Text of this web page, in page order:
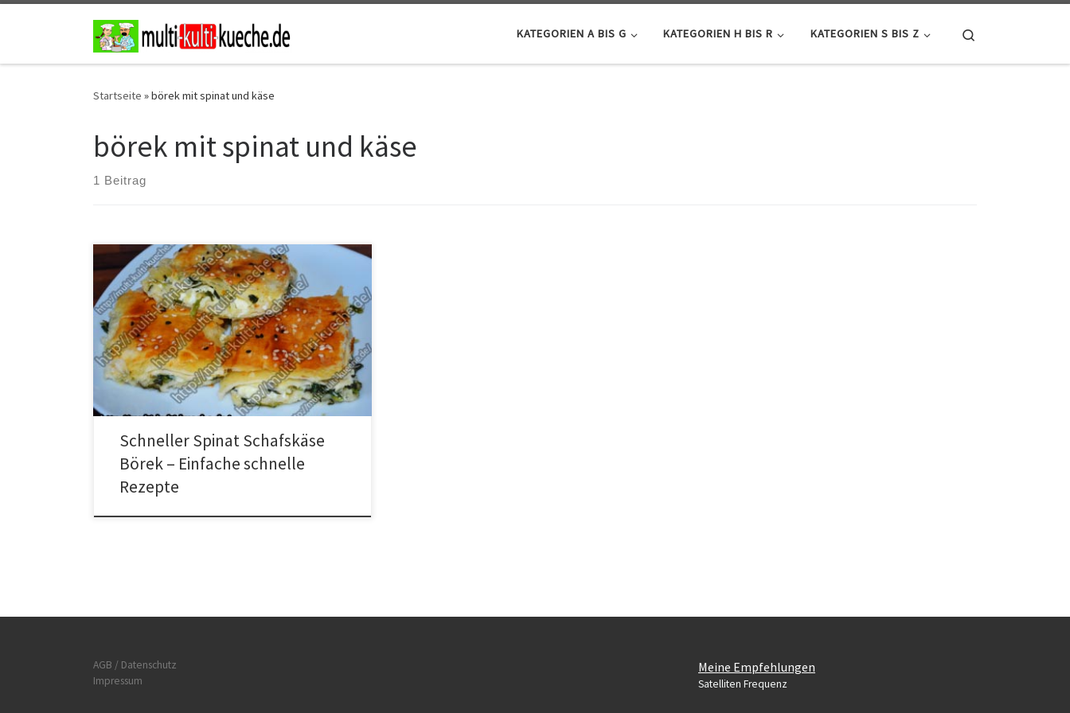
Zum Inhalt springen
KATEGORIEN A BIS G KATEGORIEN H BIS R KATEGORIEN S BIS Z
Startseite »börek mit spinat und käse
börek mit spinat und käse
1 Beitrag
Zutaten für Spinat Schafskäse Börek 1-2 Blätterteig je
nach Form1 Ei1 Yufkateig250g Schafskäse200g
SpinatSesam und Schwarzkümmel Zubereitung für
Spinat Schafskäse Börek Spinat klein schneiden und
das Wasser aus dem Spinat gut auspressen. Nun den
Spinat mit dem Käse vermischen. Den Blätterteig in die
Form geben und die Hälfte vom Yufka […]
Schneller Spinat Schafskäse
Börek – Einfache schnelle
Rezepte
AGB / Datenschutz
Impressum
Meine Empfehlungen
Satelliten Frequenz